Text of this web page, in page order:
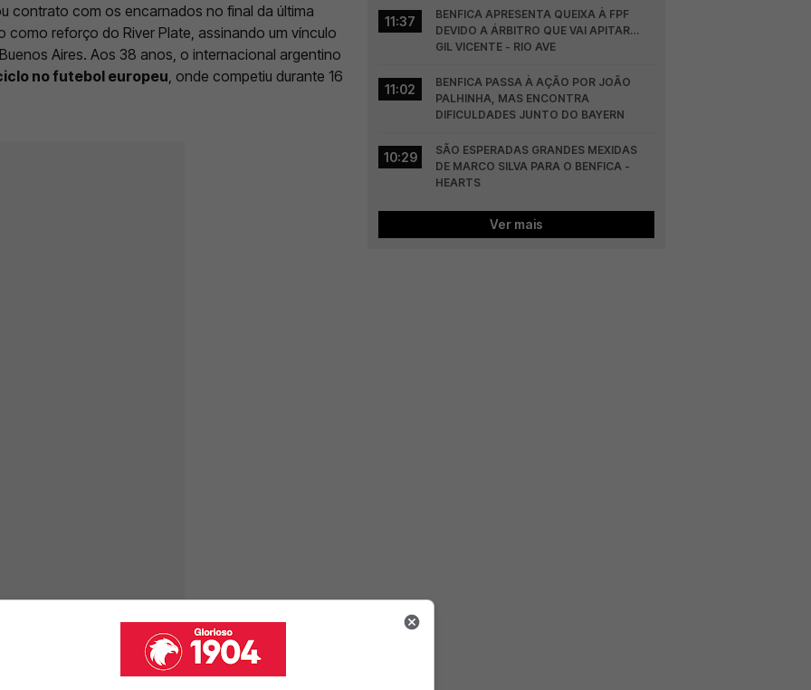
contrato com os encarnados no final da última
reforço do River Plate, assinando um vínculo
Aires. Aos 38 anos, o internacional argentino
no futebol europeu , onde competiu durante 16
11:37
BENFICA APRESENTA QUEIXA À FPF
DEVIDO A ÁRBITRO QUE VAI APITAR…
GIL VICENTE - RIO AVE
11:02
BENFICA PASSA À AÇÃO POR JOÃO
PALHINHA, MAS ENCONTRA
DIFICULDADES JUNTO DO BAYERN
10:29
SÃO ESPERADAS GRANDES MEXIDAS
DE MARCO SILVA PARA O BENFICA -
HEARTS
Ver mais